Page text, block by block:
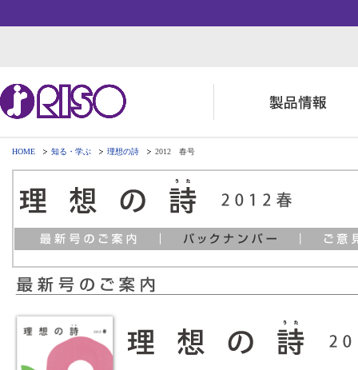
用途・事例紹介 トップ ソリューション
お役立ち記事
サポート トップ よくあるご質問（FAQ）
ダウンロード
知る・学ぶTOP かんたん会社案内
数字でわかる理想科学
企業情報TOP ごあいさつ
事業拠点一覧
株主・投資家情報
HOME 知る・学ぶ 理想の詩 2012 春号